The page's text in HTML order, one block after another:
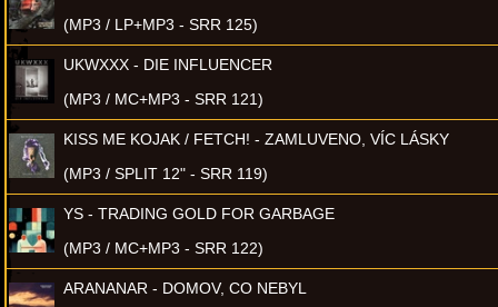
(MP3 / LP+MP3 - SRR 125)
UKWXXX - DIE INFLUENCER
(MP3 / MC+MP3 - SRR 121)
KISS ME KOJAK / FETCH! - ZAMLUVENO, VÍC LÁSKY
(MP3 / SPLIT 12" - SRR 119)
YS - TRADING GOLD FOR GARBAGE
(MP3 / MC+MP3 - SRR 122)
ARANANAR - DOMOV, CO NEBYL